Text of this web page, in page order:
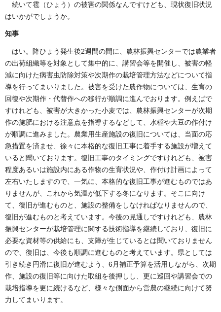
続いて雹（ひょう）の被害の関係なんですけども、現状復旧状況
はいかがでしょうか。
知事
はい。降ひょう発生後2週間の間に、農林振興センターでは農業者
の出荷組織等を対象として集中的に、講習会等を開催し、被害の軽
減に向けた病害虫防除対策や次期作の栽培管理方法などについて指
導を行ってまいりました。被害を受けた農作物については、生育の
回復や次期作・代替作への移行が順調に進んでおります。例えばで
すけれども、被害が大きかった小麦では、農林振興センターが次期
作の施肥における注意点を指導するなどして、水稲や大豆の作付け
が順調に進みました。農業用生産施設の復旧については、当面の応
急措置を済ませ、徐々に本格的な復旧工事に着手する施設が増えて
いると聞いております。復旧工事のタイミングですけれども、被害
程度あるいは施設内にある作物の生育状況や、作付け計画によって
左右いたしますので、一気に、本格的な復旧工事が進むものではあ
りませんが、これから気温が低下する冬になります。そこに向け
て、復旧が進むものと、施設の整備をしなければなりませんので、
復旧が進むものと考えています。今後の見通しですけれども、農林
振興センターが栽培管理に関する技術指導を継続しており、復旧に
必要な資材等の供給にも、支障が生じているとは聞いておりません
ので、復旧は、今後も順調に進むものと考えています。県としては
引き続き円滑に復旧が進むよう、6月補正予算を活用しながら、次期
作、施設の復旧等に向けた取組を後押しし、更に巡回や講習会での
栽培指導を更に続けるなど、様々な側面から営農の継続に向けて努
力してまいります。